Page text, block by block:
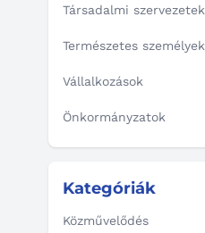
Természetes személyek
Vállalkozások
Önkormányzatok
Kategóriák
Közművelődés